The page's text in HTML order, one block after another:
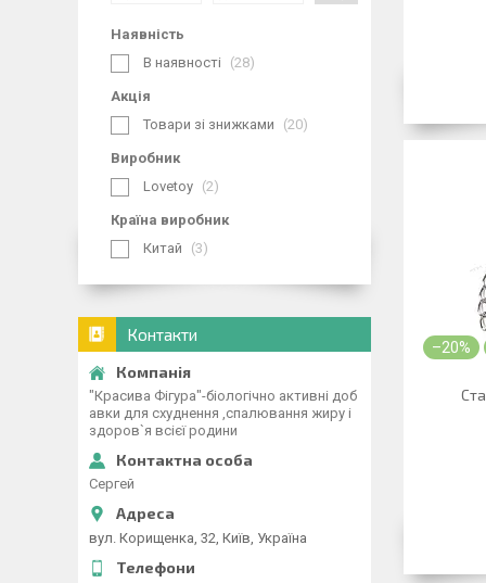
–20%
Наявність
В наявності
28
Акція
Товари зі знижками
20
Виробник
Lovetoy
2
Країна виробник
Китай
3
Контакти
"Красива Фігура"-біологічно активні доб
авки для схуднення ,спалювання жиру і
здоров`я всієї родини
Сергей
вул. Корищенка, 32, Київ, Україна